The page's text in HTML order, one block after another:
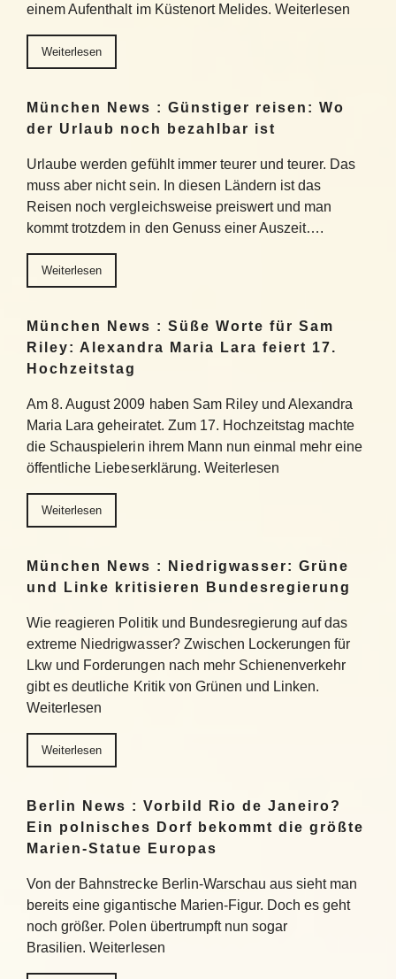
einem Aufenthalt im Küstenort Melides. Weiterlesen
Weiterlesen
München News : Günstiger reisen: Wo
der Urlaub noch bezahlbar ist
Urlaube werden gefühlt immer teurer und teurer. Das
muss aber nicht sein. In diesen Ländern ist das
Reisen noch vergleichsweise preiswert und man
kommt trotzdem in den Genuss einer Auszeit….
Weiterlesen
München News : Süße Worte für Sam
Riley: Alexandra Maria Lara feiert 17.
Hochzeitstag
Am 8. August 2009 haben Sam Riley und Alexandra
Maria Lara geheiratet. Zum 17. Hochzeitstag machte
die Schauspielerin ihrem Mann nun einmal mehr eine
öffentliche Liebeserklärung. Weiterlesen
Weiterlesen
München News : Niedrigwasser: Grüne
und Linke kritisieren Bundesregierung
Wie reagieren Politik und Bundesregierung auf das
extreme Niedrigwasser? Zwischen Lockerungen für
Lkw und Forderungen nach mehr Schienenverkehr
gibt es deutliche Kritik von Grünen und Linken.
Weiterlesen
Weiterlesen
Berlin News : Vorbild Rio de Janeiro?
Ein polnisches Dorf bekommt die größte
Marien-Statue Europas
Von der Bahnstrecke Berlin-Warschau aus sieht man
bereits eine gigantische Marien-Figur. Doch es geht
noch größer. Polen übertrumpft nun sogar
Brasilien. Weiterlesen